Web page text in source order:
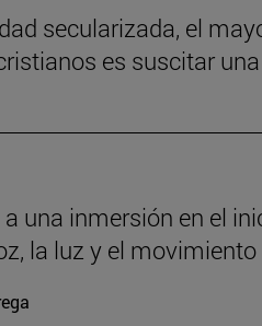
secularizada, el
es suscitar
una inmersión en el
la luz y el movimiento